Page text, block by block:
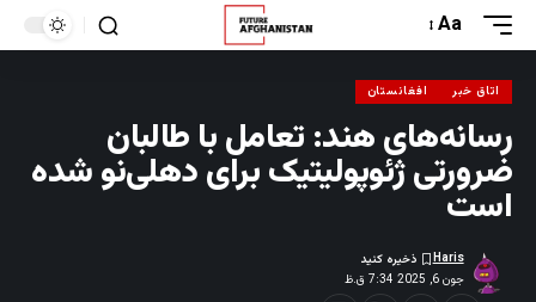
Aa
اتاق خبر افغانستان
رسانه‌های هند: تعامل با طالبان
ضرورتی ژئوپولیتیک برای دهلی‌نو شده
است
جون 6, 2025 7:34 ق.ظ
Haris